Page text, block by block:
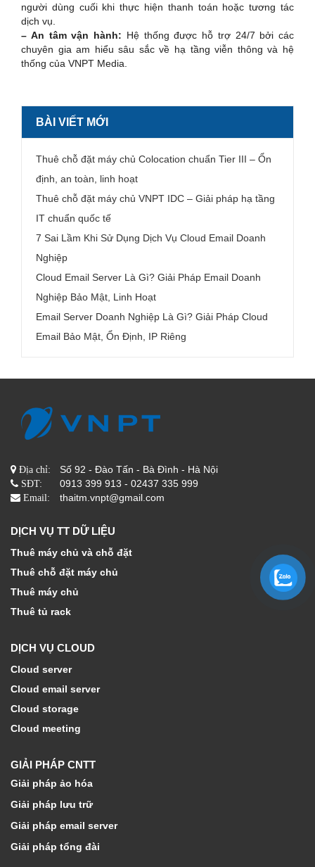
người dùng cuối khi thực hiện thanh toán hoặc tương tác
dịch vụ.
– An tâm vận hành: Hệ thống được hỗ trợ 24/7 bởi các
chuyên gia am hiểu sâu sắc về hạ tầng viễn thông và hệ
thống của VNPT Media.
BÀI VIẾT MỚI
Thuê chỗ đặt máy chủ Colocation chuẩn Tier III – Ổn
định, an toàn, linh hoạt
Thuê chỗ đặt máy chủ VNPT IDC – Giải pháp hạ tầng
IT chuẩn quốc tế
7 Sai Lầm Khi Sử Dụng Dịch Vụ Cloud Email Doanh
Nghiệp
Cloud Email Server Là Gì? Giải Pháp Email Doanh
Nghiệp Bảo Mật, Linh Hoạt
Email Server Doanh Nghiệp Là Gì? Giải Pháp Cloud
Email Bảo Mật, Ổn Định, IP Riêng
Địa chỉ: Số 92 - Đào Tấn - Bà Đình - Hà Nội
SĐT: 0913 399 913 - 02437 335 999
Email: thaitm.vnpt@gmail.com
DỊCH VỤ TT DỮ LIỆU
Thuê máy chủ và chỗ đặt
Thuê chỗ đặt máy chủ
Thuê máy chủ
Thuê tủ rack
DỊCH VỤ CLOUD
Cloud server
Cloud email server
Cloud storage
Cloud meeting
GIẢI PHÁP CNTT
Giải pháp ảo hóa
Giải pháp lưu trữ
Giải pháp email server
Giải pháp tổng đài